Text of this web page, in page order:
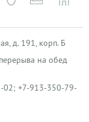
д. 191, корп. Б
на обед
02; +7-913-350-79-